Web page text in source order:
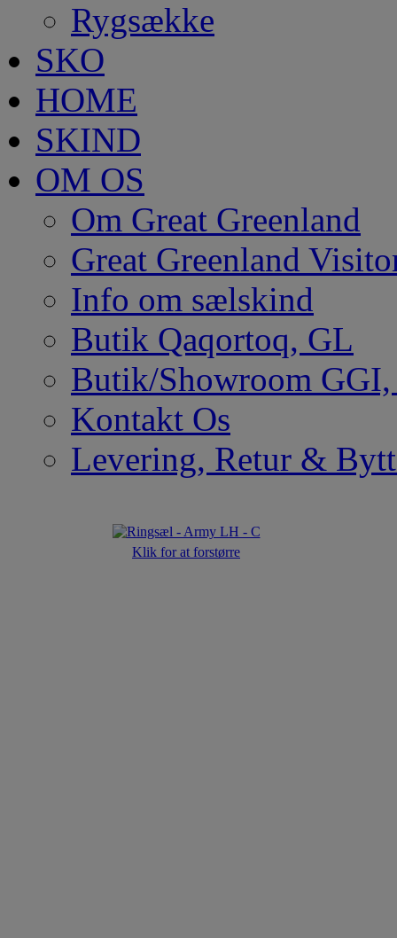
Rygsække
SKO
HOME
SKIND
OM OS
Om Great Greenland
Great Greenland
Info om sælskind
Butik Qaqortoq, GL
Butik/Showroom
Kontakt Os
Levering, Retur &
Klik for at forstørre